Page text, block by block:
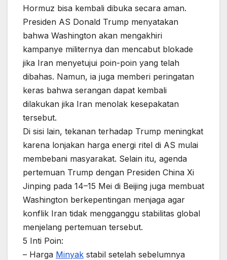
Hormuz bisa kembali dibuka secara aman.
Presiden AS Donald Trump menyatakan
bahwa Washington akan mengakhiri
kampanye militernya dan mencabut blokade
jika Iran menyetujui poin-poin yang telah
dibahas. Namun, ia juga memberi peringatan
keras bahwa serangan dapat kembali
dilakukan jika Iran menolak kesepakatan
tersebut.
Di sisi lain, tekanan terhadap Trump meningkat
karena lonjakan harga energi ritel di AS mulai
membebani masyarakat. Selain itu, agenda
pertemuan Trump dengan Presiden China Xi
Jinping pada 14–15 Mei di Beijing juga membuat
Washington berkepentingan menjaga agar
konflik Iran tidak mengganggu stabilitas global
menjelang pertemuan tersebut.
5 Inti Poin:
– Harga Minyak stabil setelah sebelumnya